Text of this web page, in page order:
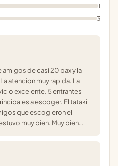
1
3
amigos de casi 20 pax y la
atencion muy rapida. La
excelente. 5 entrantes
a escoger. El tataki
que escogieron el
muy bien. Muy bien…